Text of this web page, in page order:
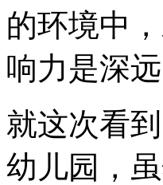
的环境中
响力是深远
就这次看
幼儿园，